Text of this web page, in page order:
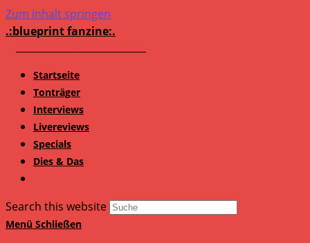
Zum Inhalt springen
.:blueprint fanzine:.
Startseite
Tonträger
Interviews
Livereviews
Specials
Dies & Das
Search this website
Menü Schließen